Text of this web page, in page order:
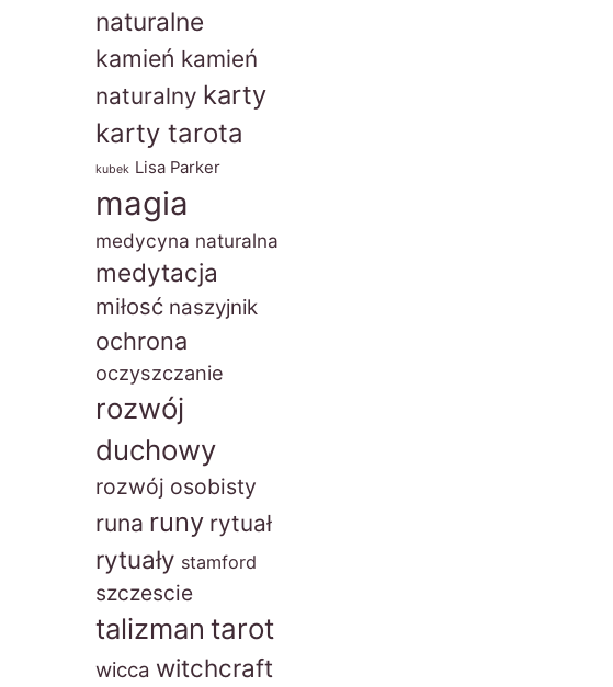
naturalne
kamień kamień
naturalny karty
karty tarota
kubek Lisa Parker
magia
medycyna naturalna
medytacja
miłosć naszyjnik
ochrona
oczyszczanie
rozwój
duchowy
rozwój osobisty
runa runy rytuał
rytuały stamford
szczescie
talizman tarot
wicca witchcraft